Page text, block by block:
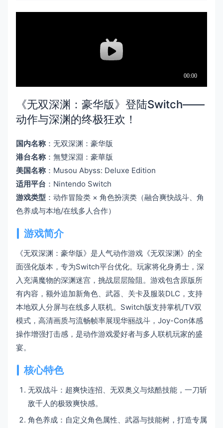
《无双深渊：豪华版》登陆Switch——
动作与深渊的终极狂欢！
国内名称：无双深渊：豪华版
港台名称：無雙深淵：豪華版
美国名称：Musou Abyss: Deluxe Edition
适用平台 ：Nintendo Switch
游戏类型 ：动作冒险类 × 角色扮演类（融合爽快战斗、角
色养成与本地/在线多人合作）
游戏简介
《无双深渊：豪华版》是人气动作游戏《无双深渊》的全
面强化版本，专为Switch平台优化。玩家将化身勇士，深
入充满魔物的深渊迷宫，挑战层层险阻。游戏包含原版所
有内容，额外追加新角色、武器、关卡及服装DLC，支持
本地双人分屏与在线多人联机。Switch版支持掌机/TV双
模式，高清画质与流畅帧率展现华丽战斗，Joy-Con体感
操作增强打击感，是动作游戏爱好者与多人联机玩家的盛
宴。
核心特色
无双战斗：超爽快连招、无双奥义与炫酷技能，一刀斩
敌千人的极致爽快感。
角色养成：自定义角色属性、武器与技能树，打造专属